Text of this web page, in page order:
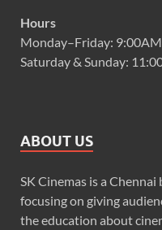
Hours
Monday–Friday:
Saturday & Sunday:
ABOUT US
SK Cinemas is a
focusing on giving
the education about